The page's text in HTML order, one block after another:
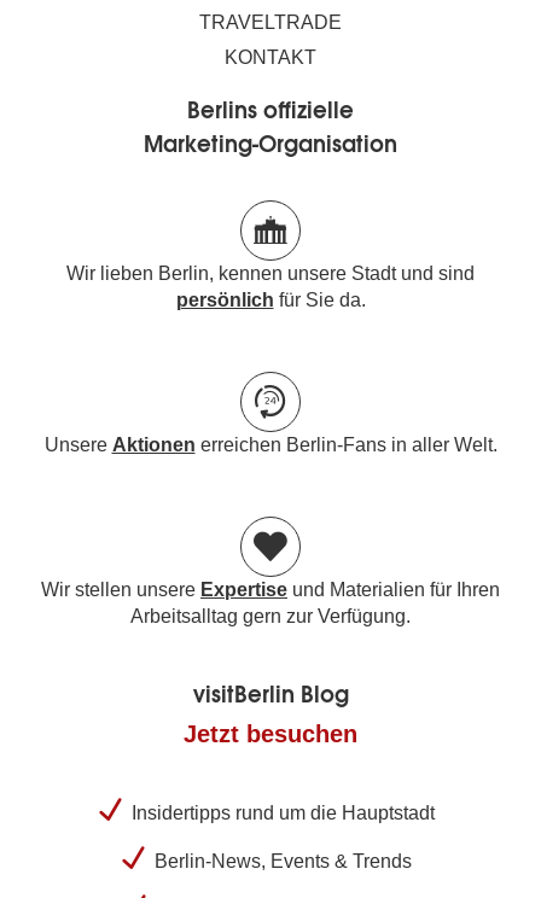
TRAVELTRADE
KONTAKT
Berlins offizielle
Marketing-Organisation
Wir lieben Berlin, kennen unsere Stadt und sind
persönlich für Sie da.
Unsere Aktionen erreichen Berlin-Fans in aller Welt.
Wir stellen unsere Expertise und Materialien für Ihren
Arbeitsalltag gern zur Verfügung.
visitBerlin Blog
Jetzt besuchen
Insidertipps rund um die Hauptstadt
Berlin-News, Events & Trends